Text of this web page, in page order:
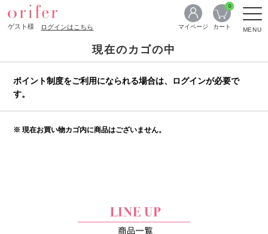
ゲスト様 ログインはこちら MENU
マイページ カート
0
現在のカゴの中
ポイント制度をご利用になられる場合は、ログインが必要で
す。
※ 現在お買い物カゴ内に商品はございません。